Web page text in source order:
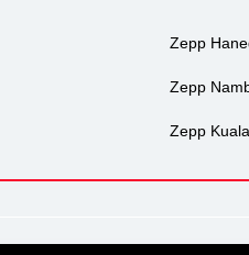
Zepp
Zepp
Zepp